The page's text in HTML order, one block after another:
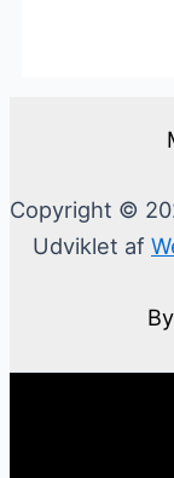
Copyright ©
Udviklet af